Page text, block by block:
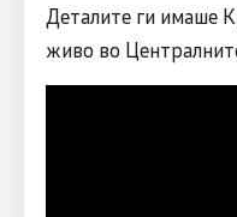
Деталите ги имаше
живо во